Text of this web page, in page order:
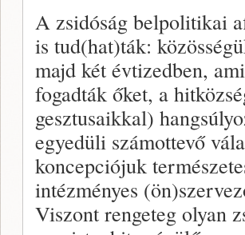
A zsidóság belpolitikai
is tud(hat)ták:
majd két évtizedben,
fogadták őket, a
gesztusaikkal)
egyedüli számottevő
koncepciójuk
intézményes
Viszont rengeteg olyan